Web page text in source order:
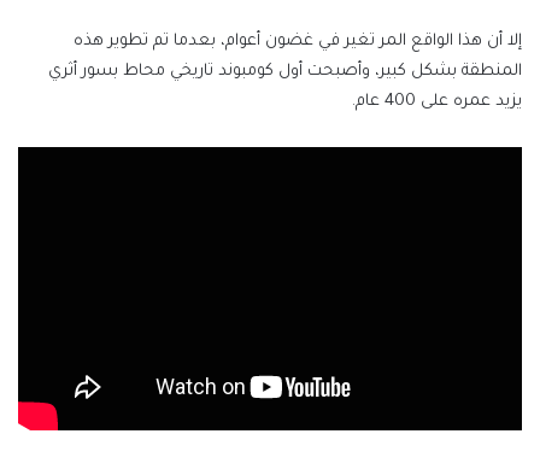
إلا أن هذا الواقع المر تغير في غضون أعوام، بعدما تم تطوير هذه
المنطقة بشكل كبير، وأصبحت أول كومبوند تاريخي محاط بسور أثري
يزيد عمره على 400 عام.